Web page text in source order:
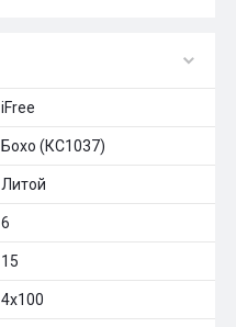
iFree
Бохо (КС1037)
Литой
6
15
4x100